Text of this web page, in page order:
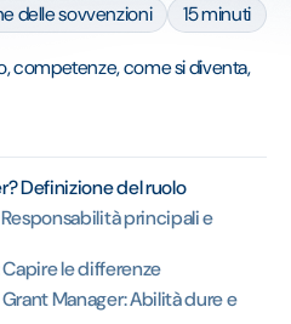
delle sovvenzioni 15 minuti
Definizione del ruolo
principali e
le differenze
Manager: Abilità dure e